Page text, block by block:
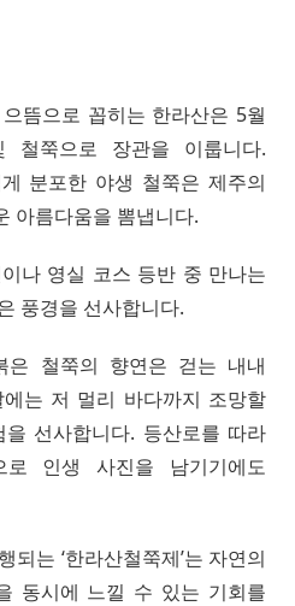
뜸으로 꼽히는 한라산은 5월
철쭉으로 장관을 이룹니다.
분포한 야생 철쭉은 제주의
아름다움을 뽐냅니다.
나 영실 코스 등반 중 만나는
풍경을 선사합니다.
은 철쭉의 향연은 걷는 내내
는 저 멀리 바다까지 조망할
선사합니다. 등산로를 따라
로 인생 사진을 남기기에도
되는 ‘한라산철쭉제’는 자연의
동시에 느낄 수 있는 기회를